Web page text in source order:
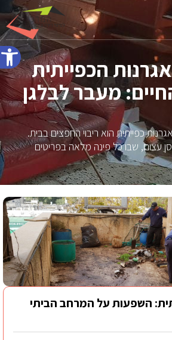
פתח
הכפייתית
מעבר לבלגן
כפייתית הוא ריבוי החפצים בבית.
עצום, שבו כל פינה מלאה בפריטים
: השפעות על המרחב הביתי